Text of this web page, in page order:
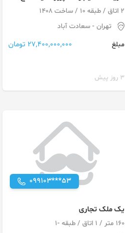
رحیم قربانی
2 اتاق / طبقه 10 / ساخت 1408
تهران - سعادت آباد
مبلغ
27,400,000,000 تومان
3 روز پیش
099103***53
یک ملک تجاری
160 متر / 1 اتاق / طبقه -1